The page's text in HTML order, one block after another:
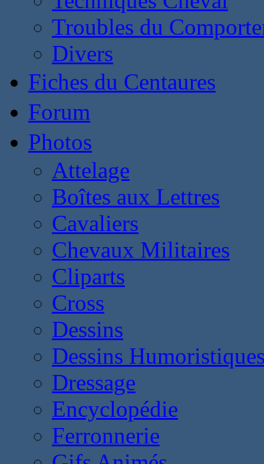
Troubles du
Divers
Fiches du Centaures
Forum
Photos
Attelage
Boîtes aux Lettres
Cavaliers
Chevaux Militaires
Cliparts
Cross
Dessins
Dessins
Dressage
Encyclopédie
Ferronnerie